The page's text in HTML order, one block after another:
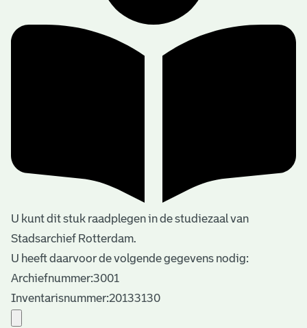
U kunt dit stuk raadplegen in de studiezaal van
Stadsarchief Rotterdam.
U heeft daarvoor de volgende gegevens nodig:
Archiefnummer:3001
Inventarisnummer:20133130